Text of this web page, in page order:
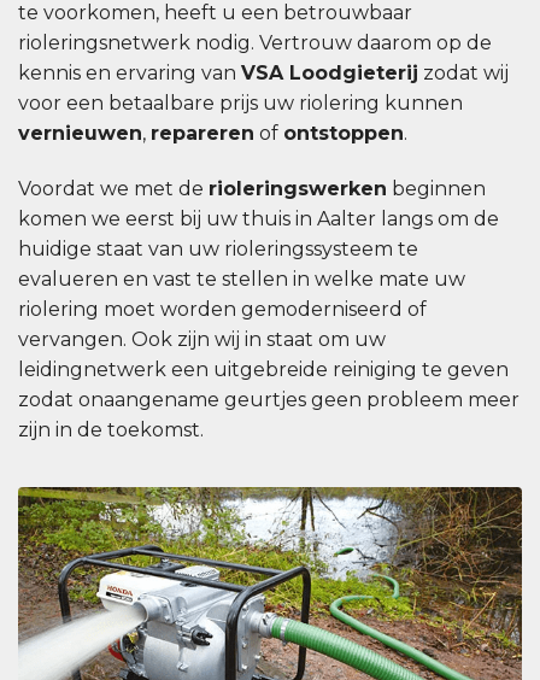
te voorkomen, heeft u een betrouwbaar
rioleringsnetwerk nodig. Vertrouw daarom op de
kennis en ervaring van VSA Loodgieterij zodat wij
voor een betaalbare prijs uw riolering kunnen
vernieuwen, repareren of ontstoppen.
Voordat we met de rioleringswerken beginnen
komen we eerst bij uw thuis in Aalter langs om de
huidige staat van uw rioleringssysteem te
evalueren en vast te stellen in welke mate uw
riolering moet worden gemoderniseerd of
vervangen. Ook zijn wij in staat om uw
leidingnetwerk een uitgebreide reiniging te geven
zodat onaangename geurtjes geen probleem meer
zijn in de toekomst.